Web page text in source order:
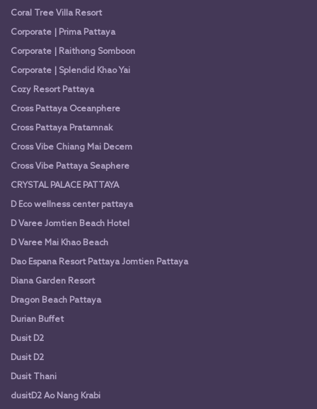
Coral Tree Villa Resort
Corporate | Prima Pattaya
Corporate | Raithong Somboon
Corporate | Splendid Khao Yai
Cozy Resort Pattaya
Cross Pattaya Oceanphere
Cross Pattaya Pratamnak
Cross Vibe Chiang Mai Decem
Cross Vibe Pattaya Seaphere
CRYSTAL PALACE PATTAYA
D Eco wellness center pattaya
D Varee Jomtien Beach Hotel
D Varee Mai Khao Beach
Dao Espana Resort Pattaya Jomtien Pattaya
Diana Garden Resort
Dragon Beach Pattaya
Durian Buffet
Dusit D2
Dusit D2
Dusit Thani
dusitD2 Ao Nang Krabi